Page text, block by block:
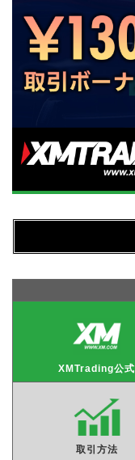
XMTrading公式
取引方法